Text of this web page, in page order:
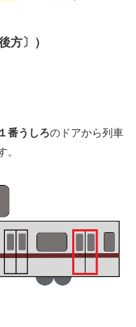
方〕）
番うしろのドアから列車
。